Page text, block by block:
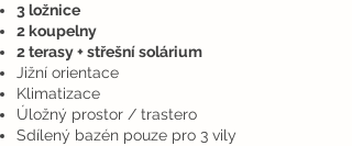
3 ložnice
2 koupelny
2 terasy + střešní solárium
Jižní orientace
Klimatizace
Úložný prostor / trastero
Sdílený bazén pouze pro 3 vily